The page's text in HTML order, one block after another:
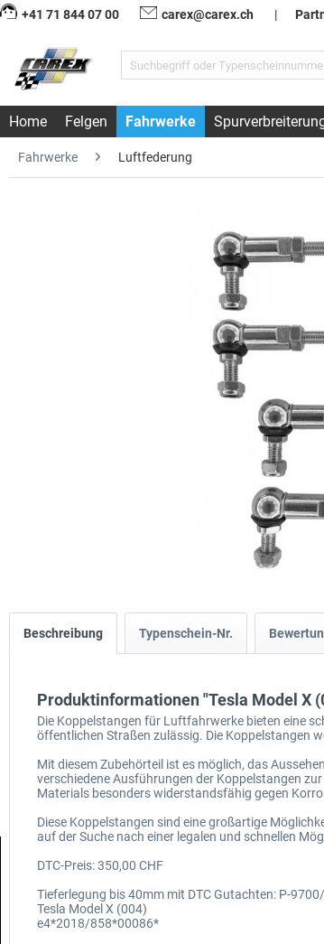
+41 71 844 07 00 carex@carex.ch |
Home Felgen Fahrwerke
Fahrwerke Luftfederung
Beschreibung Typenschein-Nr.
Produktinformationen "Tesla Model X
Die Koppelstangen für Luftfahrwerke bieten eine
öffentlichen Straßen zulässig. Die Koppelstangen
Mit diesem Zubehörteil ist es möglich, das
verschiedene Ausführungen der Koppelstangen
Materials besonders widerstandsfähig gegen
Diese Koppelstangen sind eine großartige
auf der Suche nach einer legalen und schnellen
DTC-Preis: 350,00 CHF
Tieferlegung bis 40mm mit DTC Gutachten: P-
Tesla Model X (004)
e4*2018/858*00086*